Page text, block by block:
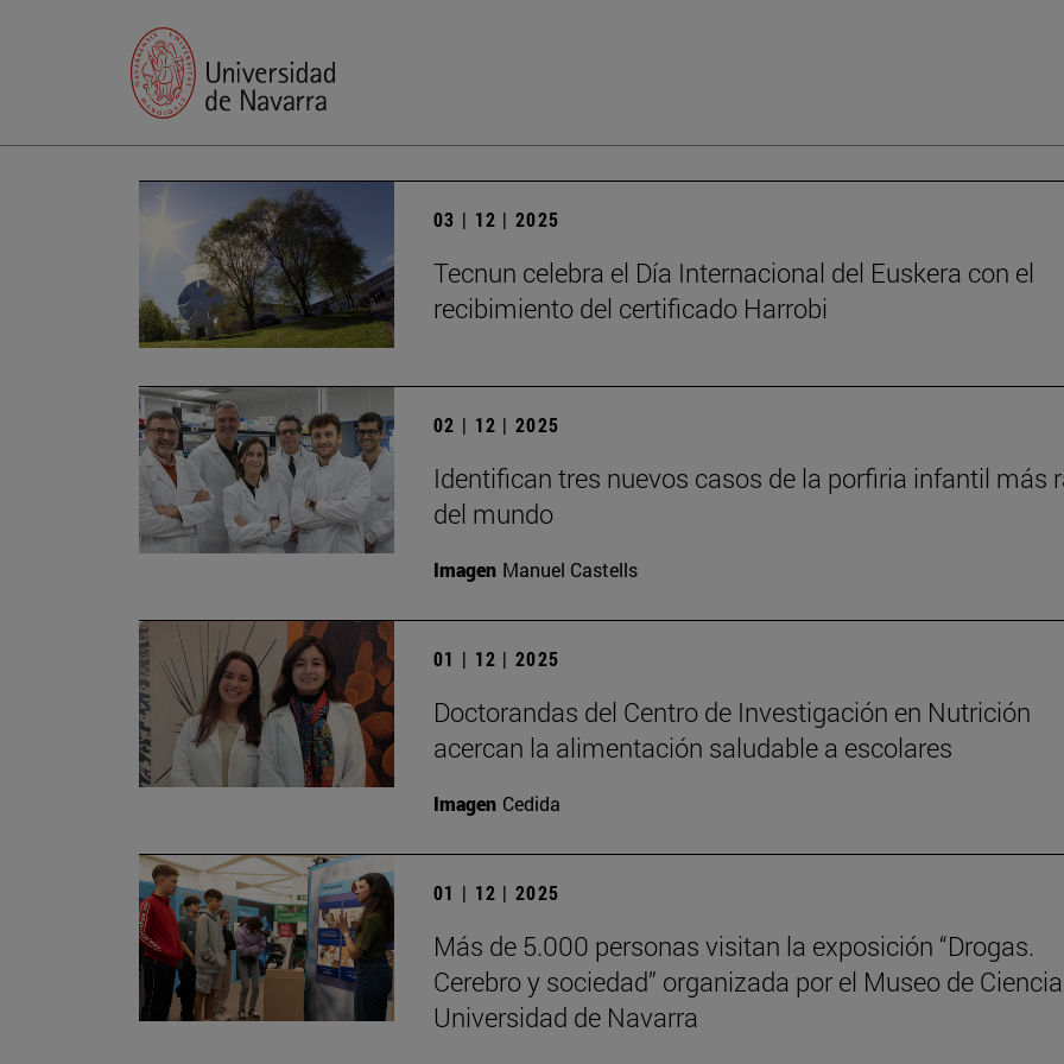
03 | 12 | 2025
Tecnun celebra el Día Internacional del Euskera con el
recibimiento del certificado Harrobi
02 | 12 | 2025
Identifican tres nuevos casos de la porfiria infantil más
del mundo
Imagen Manuel Castells
01 | 12 | 2025
Doctorandas del Centro de Investigación en Nutrición
acercan la alimentación saludable a escolares
Imagen Cedida
01 | 12 | 2025
Más de 5.000 personas visitan la exposición “Drogas.
Cerebro y sociedad” organizada por el Museo de
Universidad de Navarra